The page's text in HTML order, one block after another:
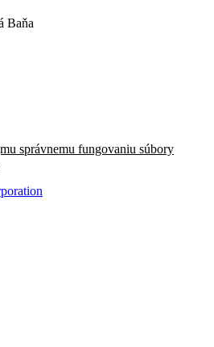
Baňa
správnemu fungovaniu súbory